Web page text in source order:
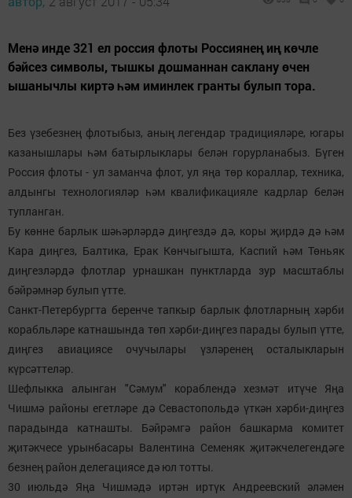
Менә инде 321 ел россия флоты Россиянең иң көчле
бәйсез символы, тышкы дошманнан саклану өчен
ышанычлы киртә һәм иминлек гранты булып тора.
Без үзебезнең флотыбыз, аның легендар традицияләре, югары
казанышлары һәм батырлыклары белән горурланабыз. Бүген
Россия флоты - ул заманча флот, ул яңа төр кораллар, техника,
алдынгы технологияләр һәм квалификацияле кадрлар белән
тупланган.
Бу көнне барлык шәһәрләрдә диңгездә дә, коры җирдә дә һәм
Кара диңгез, Балтика, Ерак Көнчыгышта, Каспий һәм Төньяк
диңгезләрдә флотлар урнашкан пунктларда зур масштаблы
бәйрәмнәр булып үтте.
Санкт-Петербургта беренче тапкыр барлык флотларның хәрби
корабльләре катнашында төп хәрби-диңгез парады булып үтте,
диңгез авиациясе очучылары үзләренең осталыкларын
күрсәттеләр.
Шефлыкка алынган "Сәмум" кораблендә хезмәт итүче Яңа
Чишмә районы егетләре дә Севастопольдә үткән хәрби-диңгез
парадында катнашты. Бәйрәмгә район башкарма комитет
җитәкчесе урынбасары Валентина Семеняк җитәкчелегендәге
безнең район делегациясе дә юл тотты.
30 июльдә Яңа Чишмәдә иртән иртүк Андреевский әләмен